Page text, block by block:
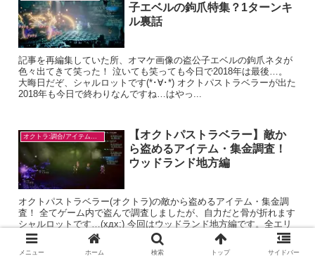
子エベルの鉤爪特集？1ターンキ
ル裏話
記事を再編集していた所、オマケ画像の盗公子エベルの鉤爪ネタが
色々出てきて笑った！ 泣いても笑っても今日で2018年は最後…。
大晦日だぞ、シャルロットです(*･∀･*) オクトパストラベラーが出た
2018年も今日で終わりなんですね…はやっ...
オクトラ:調合/アイテム入手
【オクトパストラベラー】敵か
ら盗めるアイテム・集金調査！
ウッドランド地方編
オクトパストラベラー(オクトラ)の敵から盗めるアイテム・集金調
査！ 全てゲーム内で盗んで調査しましたが、自力だと骨が折れます
シャルロットです…(xдx;) 今回はウッドランド地方編です。全エリ
アの予定ですが、現在序盤エリアのみ。 ...
メニュー ホーム 検索 トップ サイドバー